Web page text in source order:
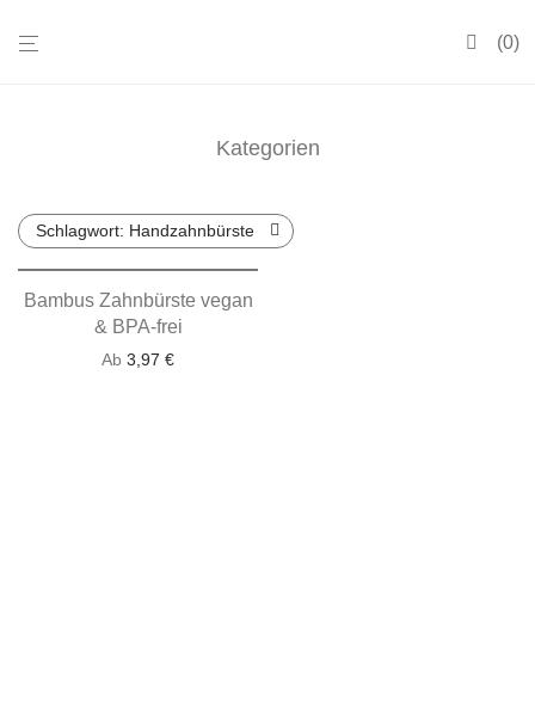
0
Kategorien
Schlagwort: Handzahnbürste
Bambus Zahnbürste vegan
& BPA-frei
Ab 3,97 €